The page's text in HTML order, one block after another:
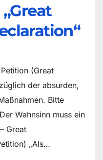
(Great
der absurden,
Bitte
Wahnsinn muss ein
Great
„Als…